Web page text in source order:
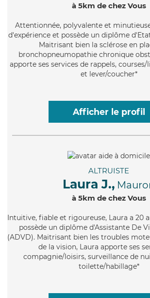
à 5km de chez Vous
Attentionnée, polyvalente et
d'expérience et possède un diplôme
Maitrisant bien la sclérose en
bronchopneumopathie chronique
apporte ses services de rappels,
et lever/coucher*
Afficher le profil
ALTRUISTE
Laura J.,
à 5km de chez Vous
Intuitive, fiable et rigoureuse, Laura a 20
possède un diplôme d'Assistante De
(ADVD). Maitrisant bien les troubles
de la vision, Laura apporte ses
compagnie/loisirs, surveillance de
toilette/habillage*